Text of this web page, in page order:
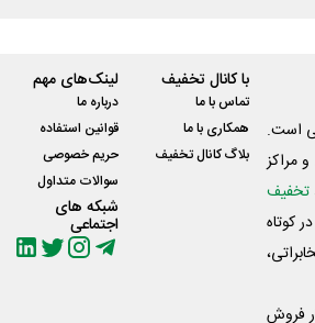
است.
مراکز
تخفیف
کوتاه
فروش
با کانال تخفیف
تماس با ما
همکاری با ما
بلاگ کانال تخفیف
لینک‌های مهم
درباره ما
قوانین استفاده
حریم خصوصی
سوالات متداول
شبکه های
اجتماعی